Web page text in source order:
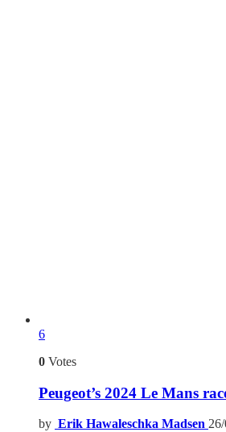
6
0 Votes
Peugeot’s 2024 Le Mans
by Erik Hawaleschka Madsen